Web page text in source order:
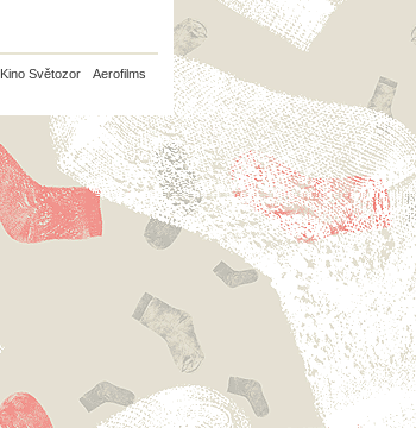
Kino Světozor Aerofilms